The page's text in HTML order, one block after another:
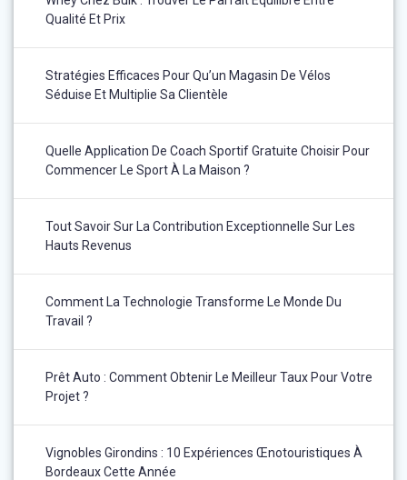
Qualité Et Prix
Stratégies Efficaces Pour Qu’un Magasin De Vélos
Séduise Et Multiplie Sa Clientèle
Quelle Application De Coach Sportif Gratuite Choisir Pour
Commencer Le Sport À La Maison ?
Tout Savoir Sur La Contribution Exceptionnelle Sur Les
Hauts Revenus
Comment La Technologie Transforme Le Monde Du
Travail ?
Prêt Auto : Comment Obtenir Le Meilleur Taux Pour Votre
Projet ?
Vignobles Girondins : 10 Expériences Œnotouristiques À
Bordeaux Cette Année